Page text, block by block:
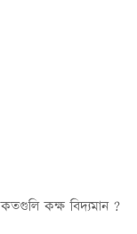
কক্ষ বিদ্যমান ?